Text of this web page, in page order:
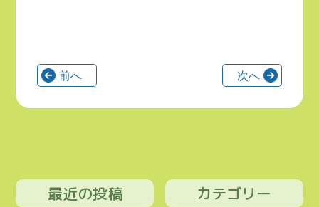
前へ 次へ
最近の投稿 カテゴリー